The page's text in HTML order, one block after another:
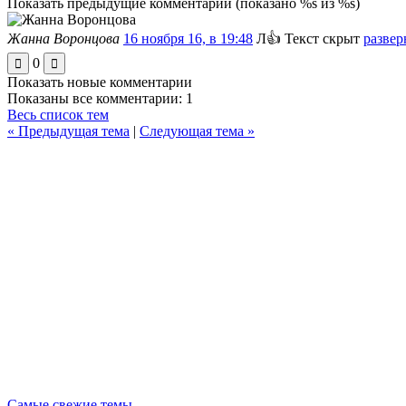
Показать предыдущие комментарии (показано %s из %s)
Жанна Воронцова 16 ноября 16, в 19:48 Л👍 Текст скрыт
0
Показать новые комментарии
Показаны все комментарии: 1
Весь список тем
« Предыдущая тема | Следующая тема »